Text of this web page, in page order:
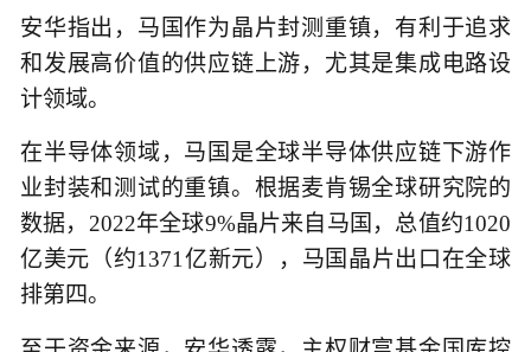
安华指出，马国作为晶片封测重镇，有利于追求
和发展高价值的供应链上游，尤其是集成电路设
计领域。
在半导体领域，马国是全球半导体供应链下游作
业封装和测试的重镇。根据麦肯锡全球研究院的
数据，2022年全球9%晶片来自马国，总值约1020
亿美元（约1371亿新元），马国晶片出口在全球
排第四。